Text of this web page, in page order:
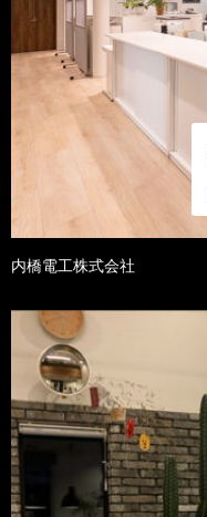
内橋電工株式会社